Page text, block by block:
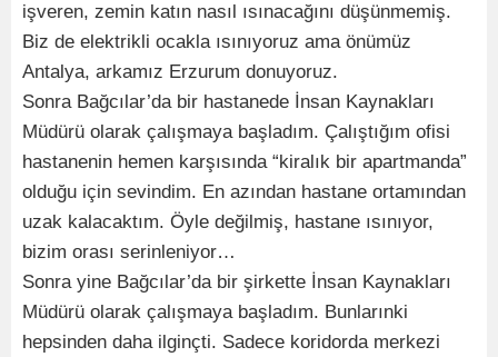
işveren, zemin katın nasıl ısınacağını düşünmemiş.
Biz de elektrikli ocakla ısınıyoruz ama önümüz
Antalya, arkamız Erzurum donuyoruz.
Sonra Bağcılar’da bir hastanede İnsan Kaynakları
Müdürü olarak çalışmaya başladım. Çalıştığım ofisi
hastanenin hemen karşısında “kiralık bir apartmanda”
olduğu için sevindim. En azından hastane ortamından
uzak kalacaktım. Öyle değilmiş, hastane ısınıyor,
bizim orası serinleniyor…
Sonra yine Bağcılar’da bir şirkette İnsan Kaynakları
Müdürü olarak çalışmaya başladım. Bunlarınki
hepsinden daha ilginçti. Sadece koridorda merkezi